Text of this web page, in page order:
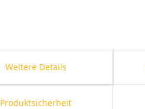
Weitere Details
Produktsicherheit